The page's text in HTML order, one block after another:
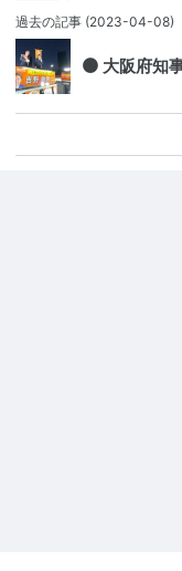
過去の記事 (2023-04-08)
🟠 大阪府知